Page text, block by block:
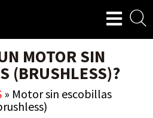
MOTOR SIN
(BRUSHLESS)?
» Motor sin escobillas